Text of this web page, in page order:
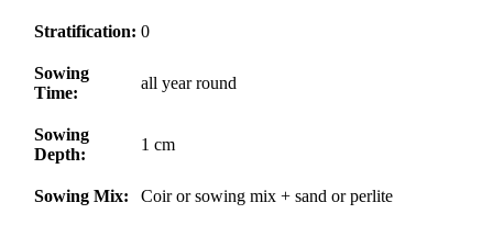
Stratification: 0
Sowing
Time:
all year round
Sowing
Depth:
1 cm
Sowing Mix: Coir or sowing mix + sand or perlite